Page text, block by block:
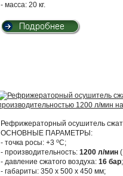
- масса: 20 кг.
Рефрижераторный осушитель
ОСНОВНЫЕ ПАРАМЕТРЫ:
- точка росы: +3 оС;
- производительность: 1200 л/мин
- давление сжатого воздуха: 16 бар;
- габариты: 350 х 500 х 450 мм;